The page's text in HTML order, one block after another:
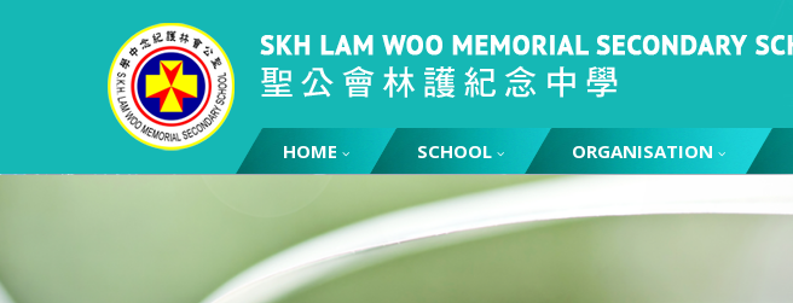
HOME SCHOOL ORGANISATION